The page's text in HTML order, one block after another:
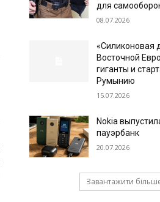
для
08.07.2026
«Силиконовая
Восточной
гиганты и
Румынию
15.07.2026
Nokia
пауэрбанк
20.07.2026
Завантажити